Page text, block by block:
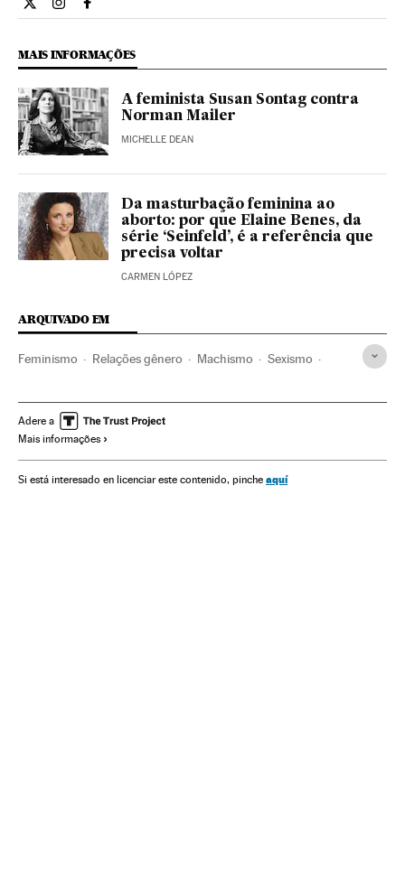
Internacional El País Brasil en Twitter
Internacional El País Brasil en Instagram
Internacional El País Brasil en Facebook
MAIS INFORMAÇÕES
A feminista Susan Sontag contra
Norman Mailer
MICHELLE DEAN
Da masturbação feminina ao
aborto: por que Elaine Benes, da
série ‘Seinfeld’, é a referência que
precisa voltar
CARMEN LÓPEZ
ARQUIVADO EM
Feminismo Relações gênero Machismo Sexismo
Adere a
Mais informações
Si está interesado en licenciar este contenido, pinche aquí